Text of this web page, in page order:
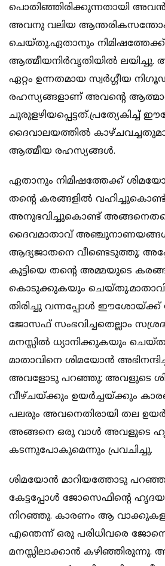
പൊതിഞ്ഞിരിക്കുന്നതായി
അവനു വലിയ
ചെയ്തു.ഏതാനും
ആത്മീയനിർവൃതിയിൽ ലയിച്ചു.
ഏറ്റം ഉന്നതമായ സ്വർഗ്ഗീയ
രഹസ്യങ്ങളാണ് അവന്റെ
ചുരുളഴിയപ്പെട്ടത്.പ്രത്യേകിച്ച്
ദൈവാലയത്തിൽ
ആത്മീയ രഹസ്യങ്ങൾ.
ഏതാനും നിമിഷത്തേക്ക്
തന്റെ കരങ്ങളിൽ വഹിച്ചുകൊണ്ട്,
അനുഭവിച്ചുകൊണ്ട്
ദൈവമാതാവ്
ആദ്യജാതനെ വീണ്ടെടുത്തു;
കുട്ടിയെ തന്റെ അമ്മയുടെ
കൊടുക്കുകയും
തിരിച്ചു വന്നപ്പോൾ ഈശോയ്ക്ക്
ജോസഫ് സംഭവിച്ചതെല്ലാം
മനസ്സിൽ ധ്യാനിക്കുകയും
മാതാവിനെ ശിമയോൻ
അവളോടു പറഞ്ഞു; അവളുടെ
വീഴ്ചയ്ക്കും ഉയർച്ചയ്ക്കും
പലരും അവനെതിരായി തല
അങ്ങനെ ഒരു വാൾ അവളുടെ
കടന്നുപോകുമെന്നും പ്രവചിച്ചു.
ശിമയോൻ മാറിയത്തോടു
കേട്ടപ്പോൾ ജോസെഫിന്റെ
നിറഞ്ഞു. കാരണം ആ
എന്തെന്ന് ഒരു പരിധിവരെ
മനസ്സിലാക്കാൻ